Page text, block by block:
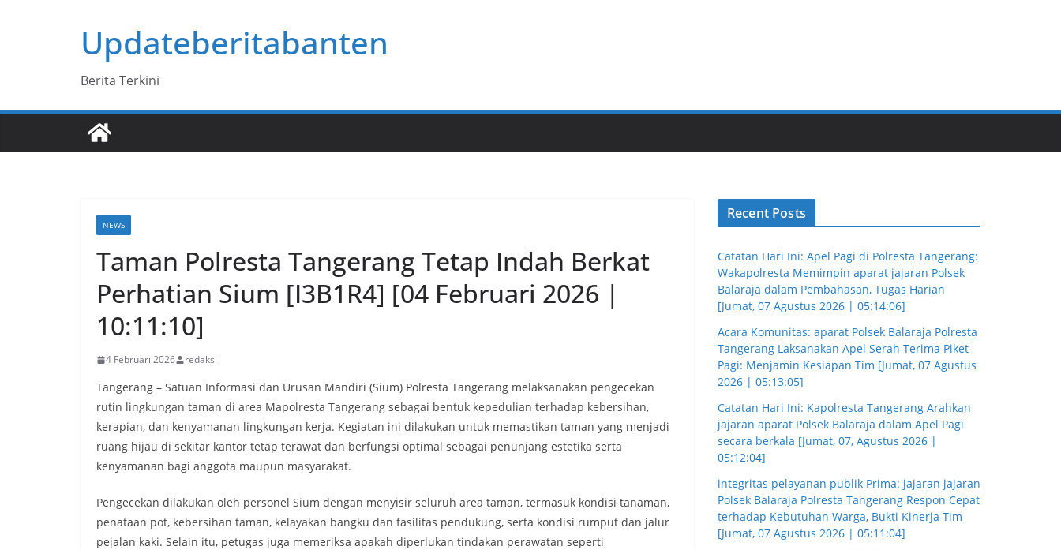
Updateberitabanten
Berita Terkini
NEWS
Taman Polresta Tangerang Tetap Indah Berkat
Perhatian Sium [I3B1R4] [04 Februari 2026 |
10:11:10]
4 Februari 2026 redaksi
Tangerang – Satuan Informasi dan Urusan Mandiri (Sium) Polresta Tangerang melaksanakan pengecekan
rutin lingkungan taman di area Mapolresta Tangerang sebagai bentuk kepedulian terhadap kebersihan,
kerapian, dan kenyamanan lingkungan kerja. Kegiatan ini dilakukan untuk memastikan taman yang menjadi
ruang hijau di sekitar kantor tetap terawat dan berfungsi optimal sebagai penunjang estetika serta
kenyamanan bagi anggota maupun masyarakat.
Pengecekan dilakukan oleh personel Sium dengan menyisir seluruh area taman, termasuk kondisi tanaman,
penataan pot, kebersihan taman, kelayakan bangku dan fasilitas pendukung, serta kondisi rumput dan jalur
pejalan kaki. Selain itu, petugas juga memeriksa apakah diperlukan tindakan perawatan seperti
Recent Posts
Catatan Hari Ini: Apel Pagi di Polresta Tangerang:
Wakapolresta Memimpin aparat jajaran Polsek
Balaraja dalam Pembahasan, Tugas Harian
[Jumat, 07 Agustus 2026 | 05:14:06]
Acara Komunitas: aparat Polsek Balaraja Polresta
Tangerang Laksanakan Apel Serah Terima Piket
Pagi: Menjamin Kesiapan Tim [Jumat, 07 Agustus
2026 | 05:13:05]
Catatan Hari Ini: Kapolresta Tangerang Arahkan
jajaran aparat Polsek Balaraja dalam Apel Pagi
secara berkala [Jumat, 07, Agustus 2026 |
05:12:04]
integritas pelayanan publik Prima: jajaran jajaran
Polsek Balaraja Polresta Tangerang Respon Cepat
terhadap Kebutuhan Warga, Bukti Kinerja Tim
[Jumat, 07 Agustus 2026 | 05:11:04]